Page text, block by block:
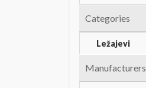
Categories
Ležajevi
Manufacturers